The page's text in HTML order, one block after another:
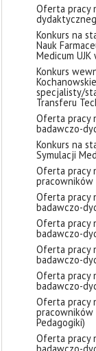
Oferta pracy
Konkurs na
Nauk
Medicum
Konkurs
specjalisty/
Transferu
Oferta pracy
badawczo-
Konkurs na
Symulacji
Oferta pracy
pracowników
Oferta pracy
badawczo-
Oferta pracy
badawczo-
Oferta pracy
badawczo-
Oferta pracy
badawczo-
Oferta pracy
Pedagogiki)
Oferta pracy